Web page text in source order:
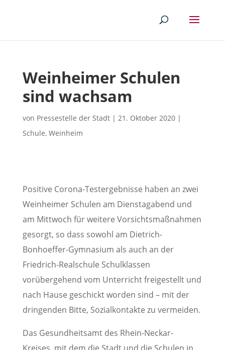
Weinheimer Schulen
sind wachsam
von Pressestelle der Stadt| 21. Oktober 2020|
Schule, Weinheim
Positive Corona-Testergebnisse haben an zwei
Weinheimer Schulen am Dienstagabend und
am Mittwoch für weitere Vorsichtsmaßnahmen
gesorgt, so dass sowohl am Dietrich-
Bonhoeffer-Gymnasium als auch an der
Friedrich-Realschule Schulklassen
vorübergehend vom Unterricht freigestellt und
nach Hause geschickt worden sind – mit der
dringenden Bitte, Sozialkontakte zu vermeiden.
Das Gesundheitsamt des Rhein-Neckar-